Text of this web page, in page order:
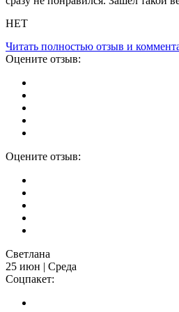
НЕТ
Читать полностью отзыв и
Оцените отзыв:
Оцените отзыв:
Светлана
25 июн | Среда
Соцпакет: